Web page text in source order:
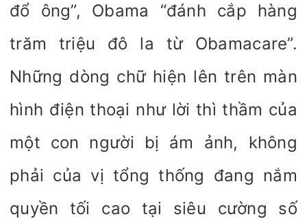
đổ ông”, Obama “đánh cắp hàng
trăm triệu đô la từ Obamacare”.
Những dòng chữ hiện lên trên màn
hình điện thoại như lời thì thầm của
một con người bị ám ảnh, không
phải của vị tổng thống đang nắm
quyền tối cao tại siêu cường số